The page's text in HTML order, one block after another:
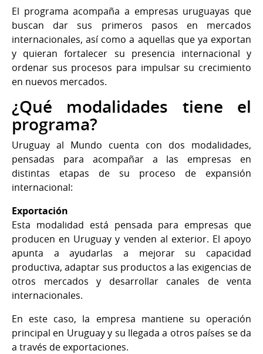
El programa acompaña a empresas uruguayas que
buscan dar sus primeros pasos en mercados
internacionales, así como a aquellas que ya exportan
y quieran fortalecer su presencia internacional y
ordenar sus procesos para impulsar su crecimiento
en nuevos mercados.
¿Qué modalidades tiene el
programa?
Uruguay al Mundo cuenta con dos modalidades,
pensadas para acompañar a las empresas en
distintas etapas de su proceso de expansión
internacional:
Exportación
Esta modalidad está pensada para empresas que
producen en Uruguay y venden al exterior. El apoyo
apunta a ayudarlas a mejorar su capacidad
productiva, adaptar sus productos a las exigencias de
otros mercados y desarrollar canales de venta
internacionales.
En este caso, la empresa mantiene su operación
principal en Uruguay y su llegada a otros países se da
a través de exportaciones.